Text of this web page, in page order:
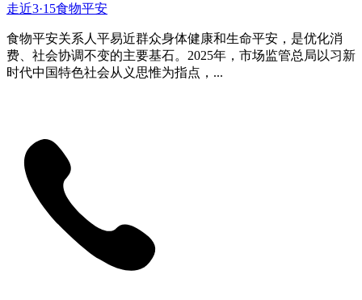
走近3·15食物平安
食物平安关系人平易近群众身体健康和生命平安，是优化消
费、社会协调不变的主要基石。2025年，市场监管总局以习新
时代中国特色社会从义思惟为指点，...